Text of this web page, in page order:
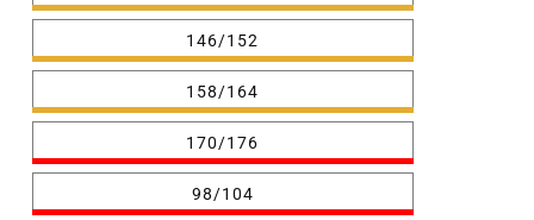
146/152
158/164
170/176
är
slutsåld
inte
98/104Varianten
är